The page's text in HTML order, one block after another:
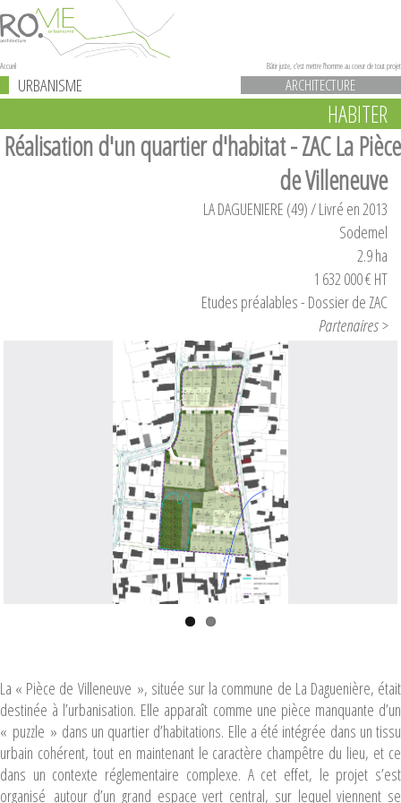
Accueil Bâtir juste, c'est mettre l'homme au coeur de tout projet
URBANISME ARCHITECTURE
HABITER
Réalisation d'un quartier d'habitat - ZAC La Pièce
de Villeneuve
LA DAGUENIERE (49) / Livré en 2013
Sodemel
2.9 ha
1 632 000 € HT
Etudes préalables - Dossier de ZAC
Partenaires >
La « Pièce de Villeneuve », située sur la commune de La Daguenière, était
destinée à l’urbanisation. Elle apparaît comme une pièce manquante d’un
« puzzle » dans un quartier d’habitations. Elle a été intégrée dans un tissu
urbain cohérent, tout en maintenant le caractère champêtre du lieu, et ce
dans un contexte réglementaire complexe. A cet effet, le projet s’est
organisé autour d’un grand espace vert central, sur lequel viennent se